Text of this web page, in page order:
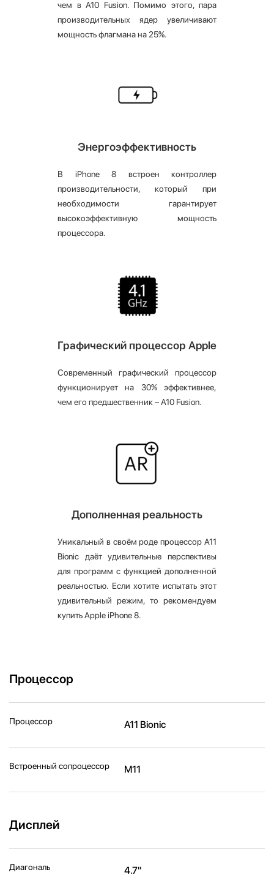
чем в A10 Fusion. Помимо этого, пара
производительных ядер увеличивают
мощность флагмана на 25%.
Энергоэффективность
В iPhone 8 встроен контроллер
производительности, который при
необходимости гарантирует
высокоэффективную мощность
процессора.
Графический процессор Apple
Современный графический процессор
функционирует на 30% эффективнее,
чем его предшественник – A10 Fusion.
Дополненная реальность
Уникальный в своём роде процессор A11
Bionic даёт удивительные перспективы
для программ с функцией дополненной
реальностью. Если хотите испытать этот
удивительный режим, то рекомендуем
купить Apple iPhone 8.
Процессор
Процессор A11 Bionic
Встроенный сопроцессор M11
Дисплей
Диагональ 4.7"